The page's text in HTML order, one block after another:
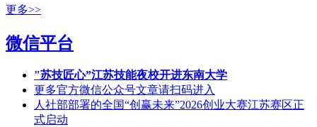
更多>>
微信平台
"苏技匠心”江苏技能夜校开进东南大学
更多官方微信公众号文章请扫码进入
人社部部署的全国“创赢未来”2026创业大赛江苏赛区正
式启动